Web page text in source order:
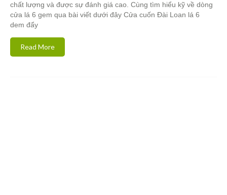
chất lượng và được sự đánh giá cao. Cùng tìm hiểu kỹ về dòng
cửa lá 6 gem qua bài viết dưới đây Cửa cuốn Đài Loan lá 6
dem đẩy
Read More